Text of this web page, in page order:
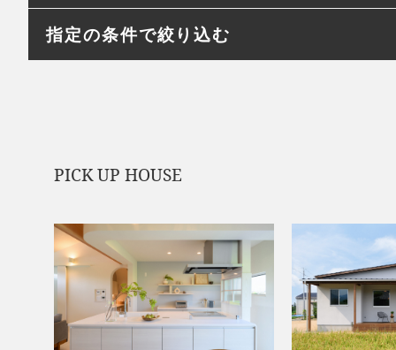
指定の条件で絞り込む
PICK UP HOUSE